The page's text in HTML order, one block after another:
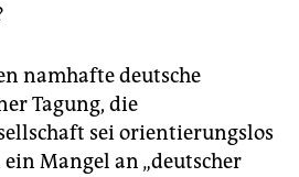
namhafte deutsche
Tagung, die
sei orientierungslos
Mangel an „deutscher